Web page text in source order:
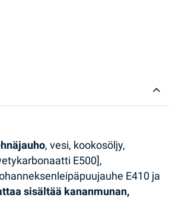
, vesi, kookosöljy,
E500],
E410 ja
sisältää kananmunan,